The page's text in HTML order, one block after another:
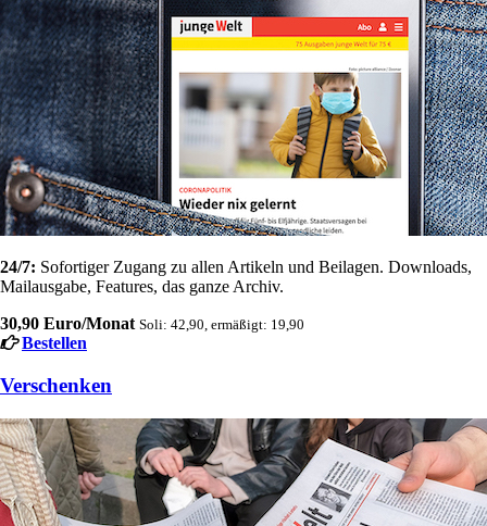
24/7: Sofortiger Zugang zu allen Artikeln und Beilagen. Downloads,
Mailausgabe, Features, das ganze Archiv.
30,90 Euro/Monat Soli: 42,90, ermäßigt: 19,90
Bestellen
Verschenken